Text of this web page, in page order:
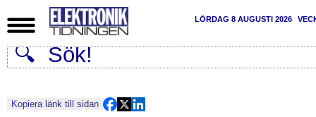
LÖRDAG 8 AUGUSTI 2026
Kopiera länk till sidan